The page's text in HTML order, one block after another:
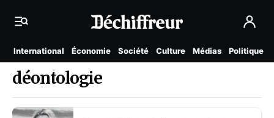
International Économie Société Culture Médias Politique
déontologie